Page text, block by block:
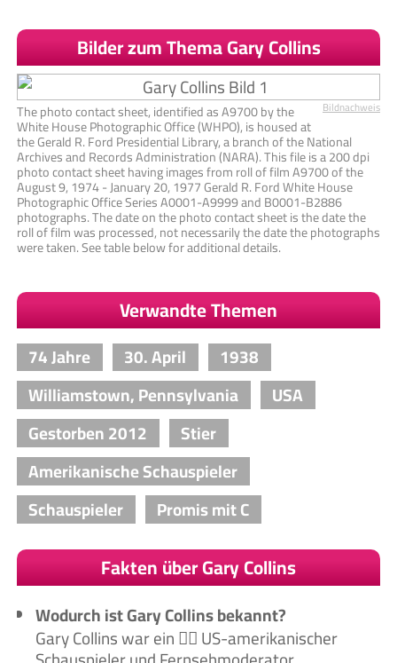
Bilder zum Thema Gary Collins
Bildnachweis
The photo contact sheet, identified as A9700 by the
White House Photographic Office (WHPO), is housed at
the Gerald R. Ford Presidential Library, a branch of the National
Archives and Records Administration (NARA). This file is a 200 dpi
photo contact sheet having images from roll of film A9700 of the
August 9, 1974 - January 20, 1977 Gerald R. Ford White House
Photographic Office Series A0001-A9999 and B0001-B2886
photographs. The date on the photo contact sheet is the date the
roll of film was processed, not necessarily the date the photographs
were taken. See table below for additional details.
Verwandte Themen
74 Jahre 30. April
1938
Williamstown, Pennsylvania
USA
Gestorben 2012
Stier
Amerikanische Schauspieler
Schauspieler
Promis mit C
Fakten über Gary Collins
Wodurch ist Gary Collins bekannt?
Gary Collins war ein 🙋‍♂️ US-amerikanischer